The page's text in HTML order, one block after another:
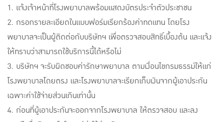
1. แจ้งเจ้าหน้าที่โรงพยาบาลพร้อมแสดงบัตรประจำตัวประชาชน
2. กรอกรายละเอียดในแบบฟอร์มเรียกร้องค่าทดแทน โดยโรง
พยาบาลจะเป็นผู้ติดต่อกับบริษัทฯ เพื่อตรวจสอบสิทธิ์เบื้องต้น และแจ้ง
ให้ทราบว่าสามารถใช้บริการนี้ได้หรือไม่
3. บริษัทฯ จะรับผิดชอบค่ารักษาพยาบาล ตามเงื่อนไขกรมธรรม์ให้แก่
โรงพยาบาลโดยตรง และโรงพยาบาลจะเรียกเก็บเงินจากผู้เอาประกัน
เฉพาะค่าใช้จ่ายส่วนเกินเท่านั้น
4. ก่อนที่ผู้เอาประกันจะออกจากโรงพยาบาล ให้ตรวจสอบ และลง